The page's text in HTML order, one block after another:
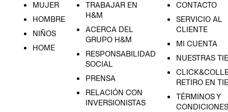
MUJER
HOMBRE
NIÑOS
HOME
TRABAJAR EN
H&M
ACERCA DEL
GRUPO H&M
RESPONSABILIDAD
SOCIAL
PRENSA
RELACIÓN CON
INVERSIONISTAS
CONTACTO
SERVICIO AL
CLIENTE
MI CUENTA
NUESTRAS
RETIRO EN
TÉRMINOS Y
CONDICIONES